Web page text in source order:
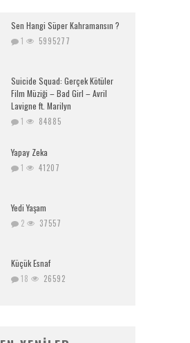
Sen Hangi Süper Kahramansın ?
1 5995277
Suicide Squad: Gerçek Kötüler
Film Müziği – Bad Girl – Avril
Lavigne ft. Marilyn
1 84885
Yapay Zeka
1 41207
Yedi Yaşam
2 37557
Küçük Esnaf
18 26592